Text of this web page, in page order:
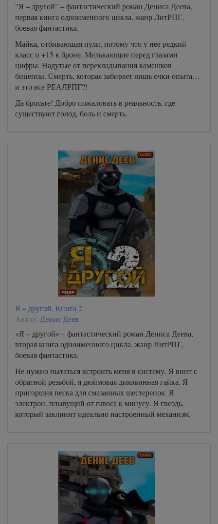
"Я – другой" – фантастический роман Дениса Деева,
первая книга одноименного цикла, жанр ЛитРПГ,
боевая фантастика.
Майка, отбивающая пули, потому что у нее редкий
класс и +15 к броне. Мелькающие перед глазами
цифры. Надутые от перекладывания камешков
бицепсы. Смерть, которая забирает лишь очки опыта…
и это все РЕАЛРПГ?!
Да бросьте! Добро пожаловать в реальность, где
существуют голод, боль и смерть.
Я – другой. Книга 2
Автор: Денис Деев
«Я – другой» – фантастический роман Дениса Деева,
вторая книга одноименного цикла, жанр ЛитРПГ,
боевая фантастика.
Не нужно пытаться встроить меня в систему. Я винт с
обратной резьбой, я дюймовая диковинная гайка. Я
пригоршня песка для смазанных шестеренок. Я
электрон, плывущий от плюса к минусу. Я гвоздь,
который заклинит идеально настроенный механизм.